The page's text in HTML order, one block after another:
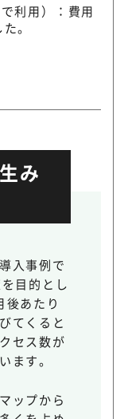
利用）：費用
。
み
入事例で
目的とし
後あたり
てくると
セス数が
ます。
ップから